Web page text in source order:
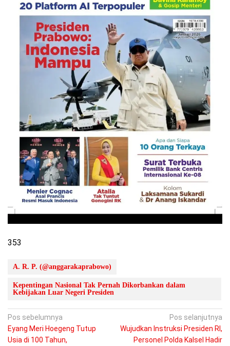
353
A. R. P. (@anggarakaprabowo)
Kepentingan Nasional Tak Pernah Dikorbankan dalam
Kebijakan Luar Negeri Presiden
Navigasi
pos
Pos sebelumnya
Eyang Meri Hoegeng Tutup
Usia di 100 Tahun,
Pos selanjutnya
Wujudkan Instruksi Presiden RI,
Personel Polda Kalsel Hadir